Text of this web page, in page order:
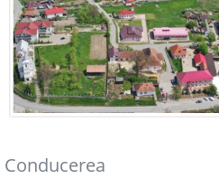
Conducerea